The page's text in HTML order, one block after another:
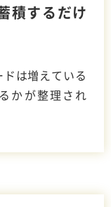
積するだけ
は増えている
かが整理され